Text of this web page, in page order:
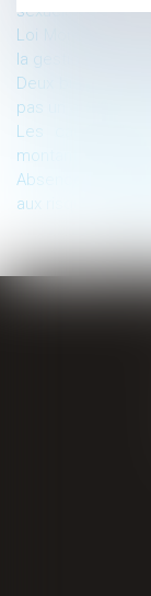
sexuelles
Loi Morel-
la gestion des
Deux biens
pas un atout
Les cautions
montant total
Absence
aux risques de
<< < 1